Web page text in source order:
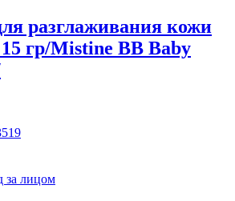
разглаживания кожи
гр/Mistine BB Baby
за лицом